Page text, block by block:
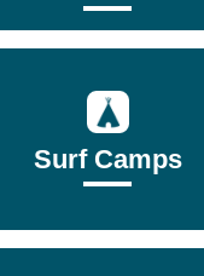
Surf Camps